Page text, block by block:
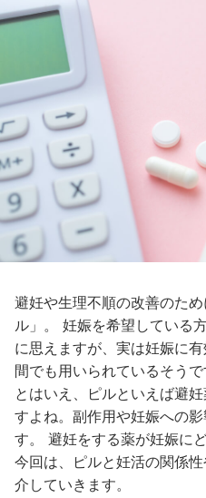
避妊や生理不順の改善のた
ル」。 妊娠を希望している
に思えますが、実は妊娠に
間でも用いられているそうで
とはいえ、ピルといえば避
すよね。副作用や妊娠への
す。 避妊をする薬が妊娠に
今回は、ピルと妊活の関係
介していきます。